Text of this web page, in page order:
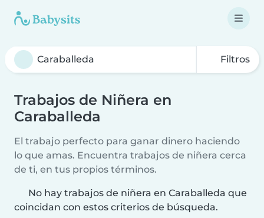
Filtros
Trabajos de Niñera en
Caraballeda
El trabajo perfecto para ganar dinero haciendo
lo que amas. Encuentra trabajos de niñera cerca
de ti, en tus propios términos.
No hay trabajos de niñera en Caraballeda que
coincidan con estos criterios de búsqueda.